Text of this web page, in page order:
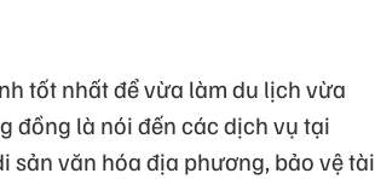
tốt nhất để vừa làm du lịch vừa
đồng là nói đến các dịch vụ tại
sản văn hóa địa phương, bảo vệ tài